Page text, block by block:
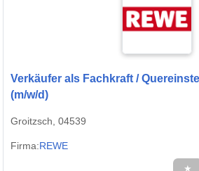
Verkäufer als Fachkraft /
(m/w/d)
Groitzsch, 04539
Firma:REWE
★